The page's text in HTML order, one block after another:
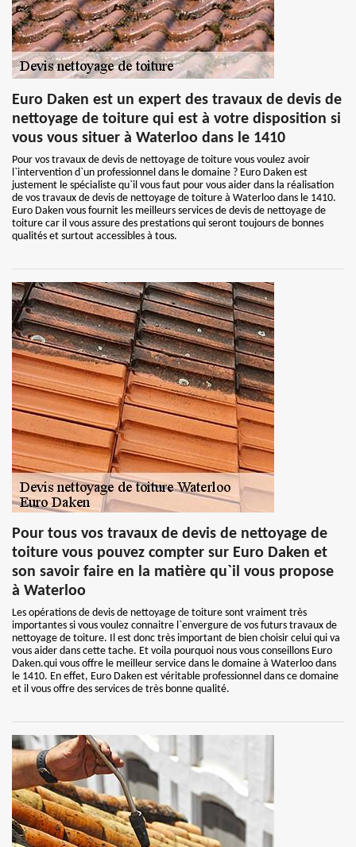
Euro Daken est un expert des travaux de devis de
nettoyage de toiture qui est à votre disposition si
vous vous situer à Waterloo dans le 1410
Pour vos travaux de devis de nettoyage de toiture vous voulez avoir
l`intervention d`un professionnel dans le domaine ? Euro Daken est
justement le spécialiste qu`il vous faut pour vous aider dans la réalisation
de vos travaux de devis de nettoyage de toiture à Waterloo dans le 1410.
Euro Daken vous fournit les meilleurs services de devis de nettoyage de
toiture car il vous assure des prestations qui seront toujours de bonnes
qualités et surtout accessibles à tous.
Pour tous vos travaux de devis de nettoyage de
toiture vous pouvez compter sur Euro Daken et
son savoir faire en la matière qu`il vous propose
à Waterloo
Les opérations de devis de nettoyage de toiture sont vraiment très
importantes si vous voulez connaitre l`envergure de vos futurs travaux de
nettoyage de toiture. Il est donc très important de bien choisir celui qui va
vous aider dans cette tache. Et voila pourquoi nous vous conseillons Euro
Daken.qui vous offre le meilleur service dans le domaine à Waterloo dans
le 1410. En effet, Euro Daken est véritable professionnel dans ce domaine
et il vous offre des services de très bonne qualité.